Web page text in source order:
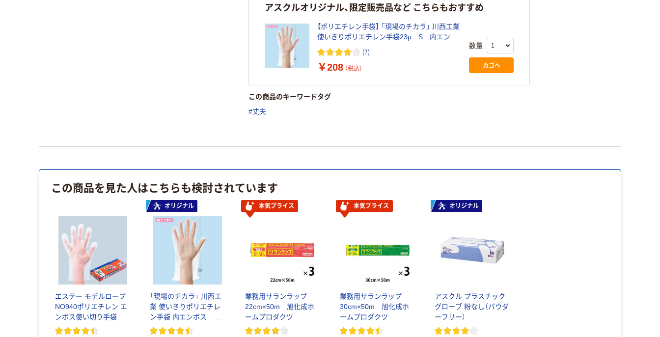
アスクルオリジナル、限定販売品など こちらもおすすめ
【ポリエチレン手袋】 「現場のチカラ」 川西工業
使いきりポリエチレン手袋23μ S 内エンボ
(7)
￥208 （税込）
数量
カゴへ
この商品のキーワードタグ
#丈夫
この商品を見た人はこちらも検討されています
エステー モデルローブ
NO940ポリエチレン エ
ンボス使い切り手袋
オリジナル
「現場のチカラ」 川西工
業 使いきりポリエチレ
ン手袋 内エンボス
100枚入
本気プライス
業務用サランラップ
22cm×50m 旭化成ホ
ームプロダクツ
本気プライス
業務用サランラップ
30cm×50m 旭化成ホ
ームプロダクツ
オリジナル
アスクル プラスチック
グローブ 粉なし（パウダ
ーフリー）